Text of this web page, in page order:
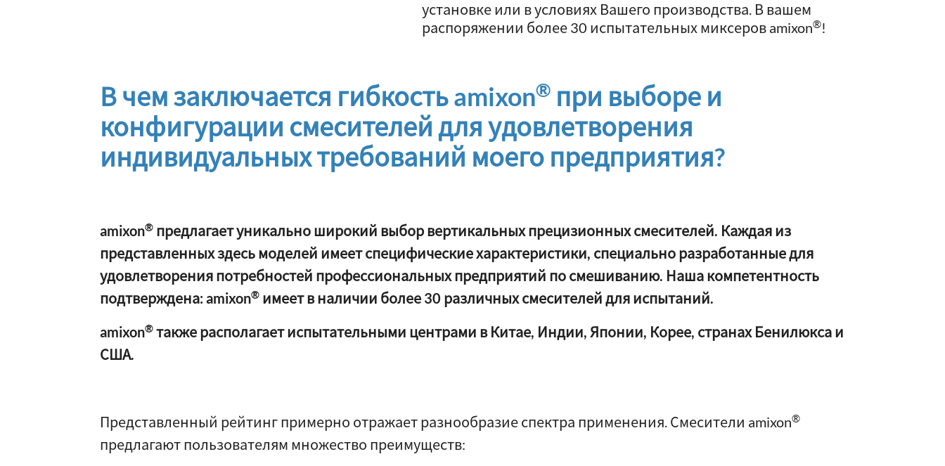
установке или в условиях Вашего производства. В вашем
распоряжении более 30 испытательных миксеров amixon®!
В чем заключается гибкость amixon® при выборе и
конфигурации смесителей для удовлетворения
индивидуальных требований моего предприятия?
amixon® предлагает уникально широкий выбор вертикальных прецизионных смесителей. Каждая из
представленных здесь моделей имеет специфические характеристики, специально разработанные для
удовлетворения потребностей профессиональных предприятий по смешиванию. Наша компетентность
подтверждена: amixon® имеет в наличии более 30 различных смесителей для испытаний.
amixon® также располагает испытательными центрами в Китае, Индии, Японии, Корее, странах Бенилюкса и
США.
Представленный рейтинг примерно отражает разнообразие спектра применения. Смесители amixon®
предлагают пользователям множество преимуществ: